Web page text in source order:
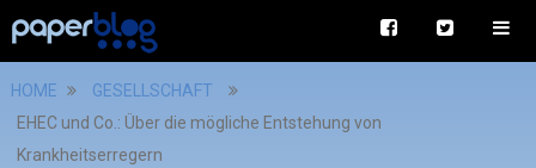
HOME
GESELLSCHAFT
EHEC und Co.: Über die mögliche Entstehung von
Krankheitserregern